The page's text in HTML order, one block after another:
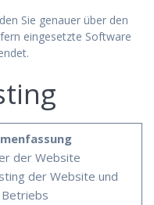
Sie genauer über den
eingesetzte Software
der Website
der Website und